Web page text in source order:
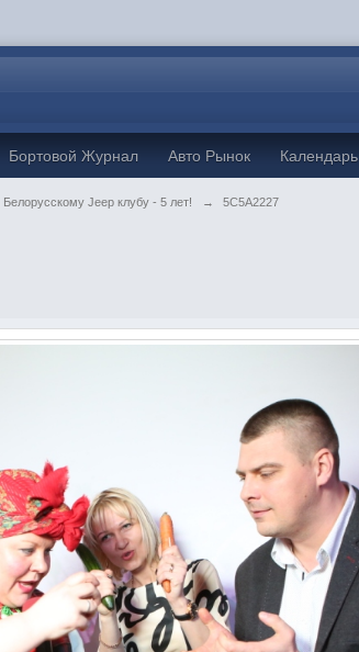
Бортовой Журнал Авто Рынок Календарь
Белорусскому Jeep клубу - 5 лет! → 5C5A2227